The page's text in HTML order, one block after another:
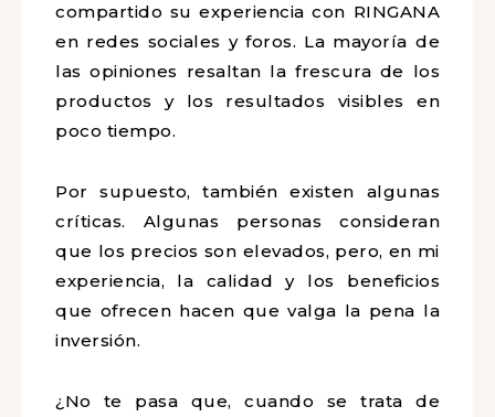
compartido su experiencia con RINGANA
en redes sociales y foros. La mayoría de
las opiniones resaltan la frescura de los
productos y los resultados visibles en
poco tiempo.
Por supuesto, también existen algunas
críticas. Algunas personas consideran
que los precios son elevados, pero, en mi
experiencia, la calidad y los beneficios
que ofrecen hacen que valga la pena la
inversión.
¿No te pasa que, cuando se trata de